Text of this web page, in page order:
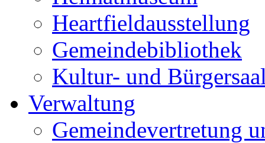
Heartfieldausstellung
Gemeindebibliothek
Kultur- und
Verwaltung
Gemeindevertretung